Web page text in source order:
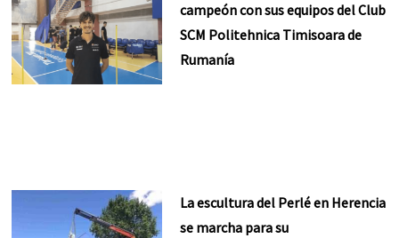
campeón con sus equipos del Club
SCM Politehnica Timisoara de
Rumanía
La escultura del Perlé en Herencia
se marcha para su